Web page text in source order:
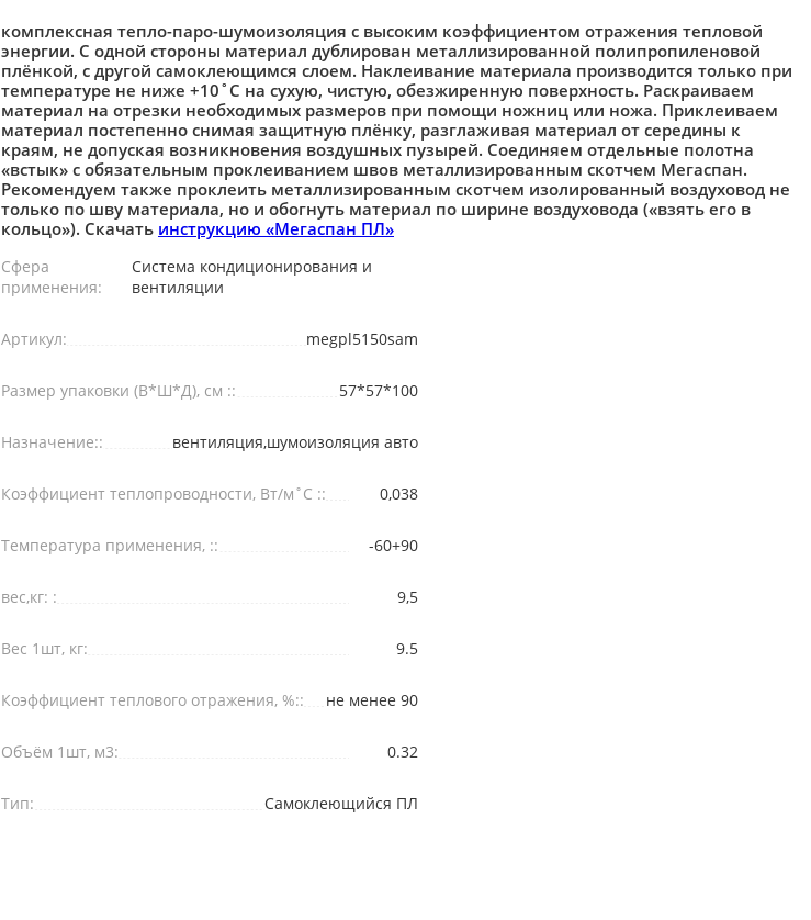
комплексная тепло-паро-шумоизоляция с высоким коэффициентом отражения тепловой
энергии. С одной стороны материал дублирован металлизированной полипропиленовой
плёнкой, с другой самоклеющимся слоем. Наклеивание материала производится только при
температуре не ниже +10˚С на сухую, чистую, обезжиренную поверхность. Раскраиваем
материал на отрезки необходимых размеров при помощи ножниц или ножа. Приклеиваем
материал постепенно снимая защитную плёнку, разглаживая материал от середины к
краям, не допуская возникновения воздушных пузырей. Соединяем отдельные полотна
«встык» с обязательным проклеиванием швов металлизированным скотчем Мегаспан.
Рекомендуем также проклеить металлизированным скотчем изолированный воздуховод не
только по шву материала, но и обогнуть материал по ширине воздуховода («взять его в
кольцо»). Скачать инструкцию «Мегаспан ПЛ»
Сфера
применения:
Система кондиционирования и
вентиляции
Артикул: megpl5150sam
Размер упаковки (В*Ш*Д), см :: 57*57*100
Назначение:: вентиляция,шумоизоляция авто
Коэффициент теплопроводности, Вт/м˚С :: 0,038
Температура применения, :: -60+90
вес,кг: : 9,5
Вес 1шт, кг: 9.5
Коэффициент теплового отражения, %:: не менее 90
Объём 1шт, м3: 0.32
Тип: Самоклеющийся ПЛ